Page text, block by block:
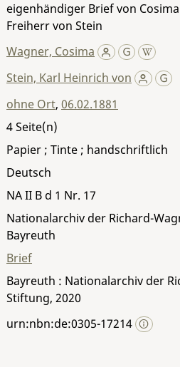
eigenhändiger Brief von
Freiherr von Stein
Wagner, Cosima
Stein, Karl Heinrich von
ohne Ort, 06.02.1881
4
Papier ; Tinte ; handschriftlich
Deutsch
NA II B d 1 Nr. 17
Nationalarchiv der Richard-
Bayreuth
Brief
Bayreuth : Nationalarchiv der
Stiftung, 2020
urn:nbn:de:0305-17214